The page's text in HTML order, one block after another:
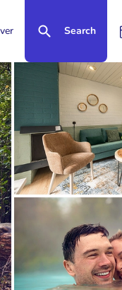
Search